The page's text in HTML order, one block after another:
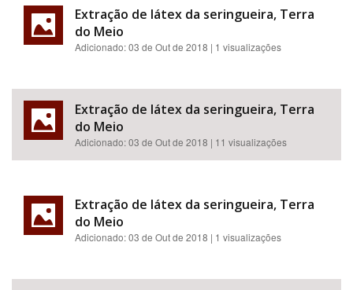
Extração de látex da seringueira, Terra
do Meio
Adicionado:03 de Out de 2018 | 1 visualizações
Extração de látex da seringueira, Terra
do Meio
Adicionado:03 de Out de 2018 | 11 visualizações
Extração de látex da seringueira, Terra
do Meio
Adicionado:03 de Out de 2018 | 1 visualizações